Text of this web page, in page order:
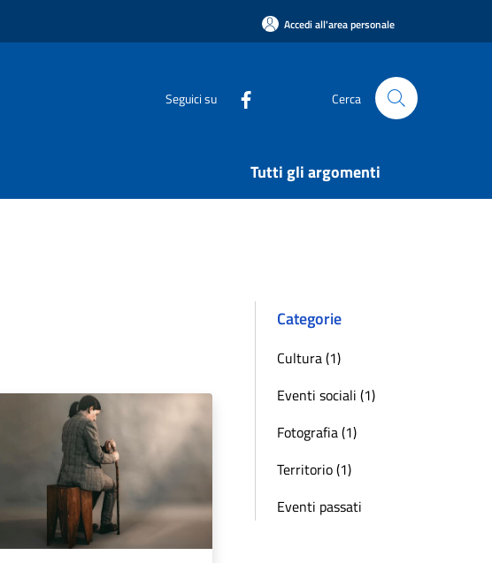
Accedi all'area personale
Seguici su Cerca
Tutti gli argomenti
Categorie
Cultura (1)
Eventi sociali (1)
Fotografia (1)
Territorio (1)
Eventi passati